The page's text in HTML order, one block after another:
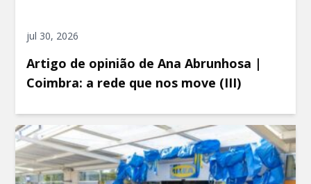
jul 30, 2026
Artigo de opinião de Ana Abrunhosa |
Coimbra: a rede que nos move (III)